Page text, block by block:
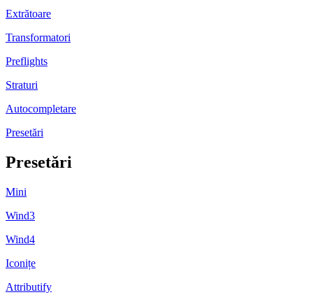
Extrătoare
Transformatori
Preflights
Straturi
Autocompletare
Presetări
Presetări
Mini
Wind3
Wind4
Iconițe
Attributify